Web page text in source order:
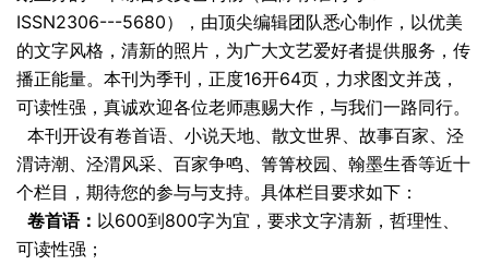
ISSN2306---5680），由顶尖编辑团队悉心制作，以优美
的文字风格，清新的照片，为广大文艺爱好者提供服务，传
播正能量。本刊为季刊，正度16开64页，力求图文并茂，
可读性强，真诚欢迎各位老师惠赐大作，与我们一路同行。
本刊开设有卷首语、小说天地、散文世界、故事百家、泾
渭诗潮、泾渭风采、百家争鸣、箐箐校园、翰墨生香等近十
个栏目，期待您的参与与支持。具体栏目要求如下：
卷首语： 以600到800字为宜，要求文字清新，哲理性、
可读性强；